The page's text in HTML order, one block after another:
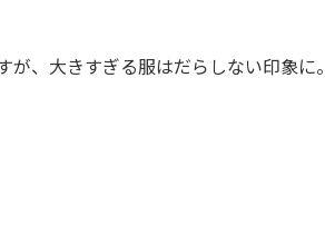
が、大きすぎる服はだらしない印象に。